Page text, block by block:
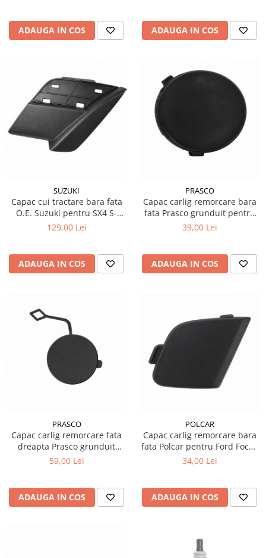
ADAUGA IN COS ADAUGA IN COS
SUZUKI
Capac cui tractare bara fata
O.E. Suzuki pentru SX4 S-
Cross
129,00 Lei
ADAUGA IN COS
PRASCO
Capac carlig remorcare bara
fata Prasco grunduit pentru
Ford Focus 2 2007-2011
39,00 Lei
ADAUGA IN COS
PRASCO
Capac carlig remorcare fata
dreapta Prasco grunduit
pentru Volkswagen Touareg
59,00 Lei
ADAUGA IN COS
POLCAR
Capac carlig remorcare bara
fata Polcar pentru Ford Focus
3 2011
34,00 Lei
ADAUGA IN COS